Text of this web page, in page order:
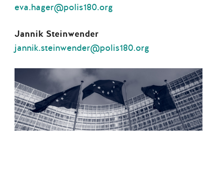
eva.hager@polis180.org
Jannik Steinwender
jannik.steinwender@polis180.org